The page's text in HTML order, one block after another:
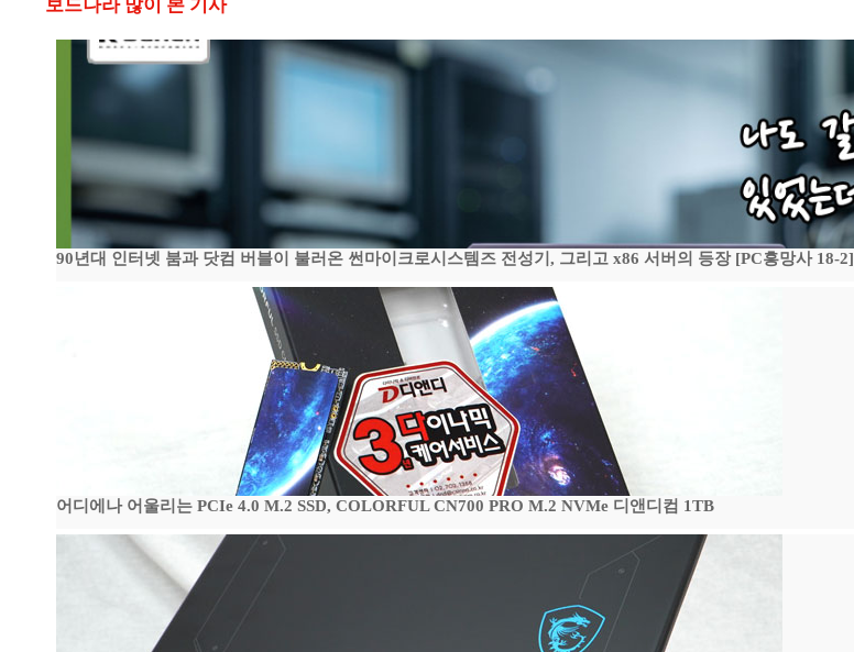
보드나라 많이 본 기사
90년대 인터넷 붐과 닷컴 버블이 불러온 썬마이크로시스템즈 전성기, 그리고 x86 서버의 등장 [PC흥망사 18-2]
어디에나 어울리는 PCIe 4.0 M.2 SSD, COLORFUL CN700 PRO M.2 NVMe 디앤디컴 1TB